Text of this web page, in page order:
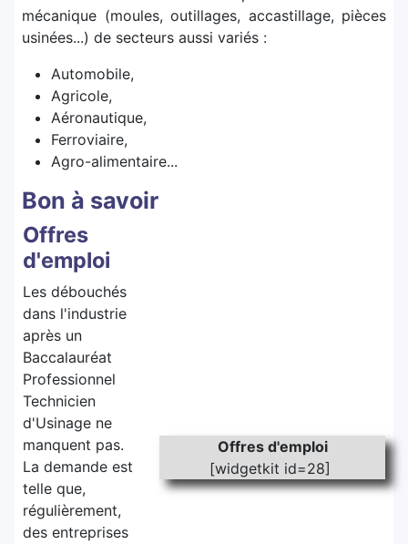
mécanique (moules, outillages, accastillage, pièces
usinées...) de secteurs aussi variés :
Automobile,
Agricole,
Aéronautique,
Ferroviaire,
Agro-alimentaire...
Bon à savoir
Offres
d'emploi
Les débouchés
dans l'industrie
après un
Baccalauréat
Professionnel
Technicien
d'Usinage ne
manquent pas.
La demande est
telle que,
régulièrement,
des entreprises
Offres d'emploi
[widgetkit id=28]